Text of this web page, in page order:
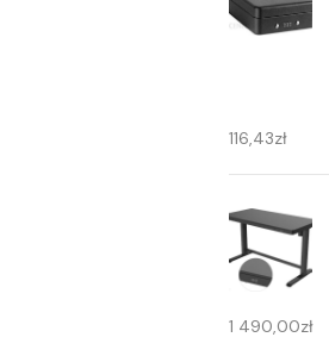
116,43zł
1 490,00zł